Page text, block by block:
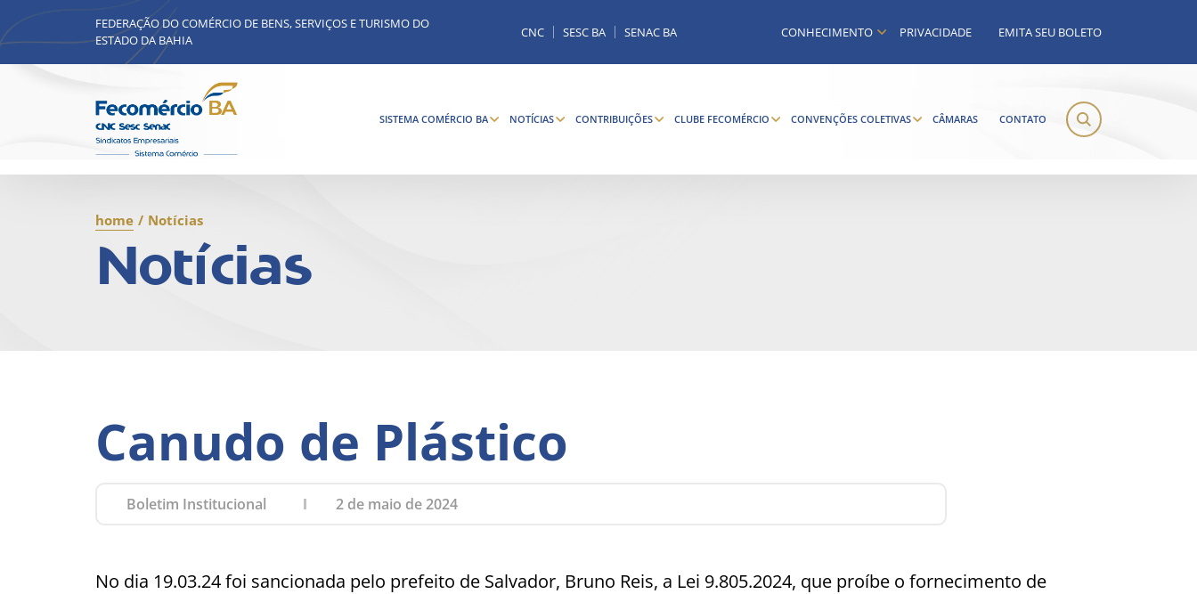
FEDERAÇÃO DO COMÉRCIO DE BENS, SERVIÇOS E TURISMO DO
ESTADO DA BAHIA
CNC SESC BA SENAC BA CONHECIMENTO PRIVACIDADE EMITA SEU BOLETO
SISTEMA COMÉRCIO BA NOTÍCIAS CONTRIBUIÇÕES CLUBE FECOMÉRCIO CONVENÇÕES COLETIVAS CÂMARAS CONTATO
home / Notícias
Notícias
Canudo de Plástico
Boletim Institucional 2 de maio de 2024
No dia 19.03.24 foi sancionada pelo prefeito de Salvador, Bruno Reis, a Lei 9.805.2024, que proíbe o fornecimento de